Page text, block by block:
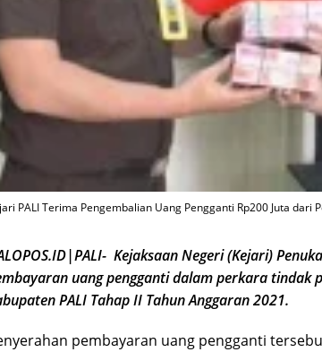
PALI Terima Pengembalian Uang Pengganti Rp200 Juta dari
Kejaksaan Negeri (Kejari)
uang pengganti dalam perkara tindak
PALI Tahap II Tahun Anggaran 2021.
pembayaran uang pengganti